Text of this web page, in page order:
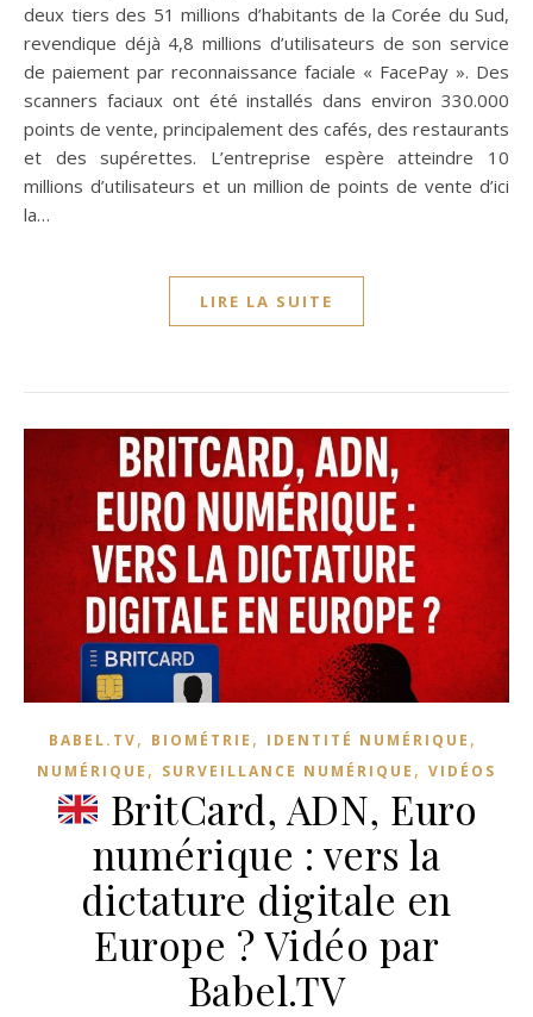
deux tiers des 51 millions d’habitants de la Corée du Sud,
revendique déjà 4,8 millions d’utilisateurs de son service
de paiement par reconnaissance faciale « FacePay ». Des
scanners faciaux ont été installés dans environ 330.000
points de vente, principalement des cafés, des restaurants
et des supérettes. L’entreprise espère atteindre 10
millions d’utilisateurs et un million de points de vente d’ici
la…
LIRE LA SUITE
BABEL.TV, BIOMÉTRIE , IDENTITÉ NUMÉRIQUE ,
NUMÉRIQUE , SURVEILLANCE NUMÉRIQUE , VIDÉOS
BritCard, ADN, Euro
numérique : vers la
dictature digitale en
Europe ? Vidéo par
Babel.TV